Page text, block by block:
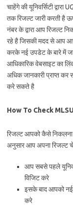
चाहेंगे की यूनिवर्सिटी
तक रिजल्ट जारी करती है
नंबर के द्वारा आप रिजल्ट
रहे है जिसकी मदद से आप
करके नई उपडेट के बारे में
आधिकारिक वेबसाइट का
अधिक जानकारी प्राप्त
करे सकते है
How To Check
रिजल्ट आपको कैसे निकलना
अनुसार आप अपना
आप सबसे पहले
विजिट करे
इसके बाद आपको नई
करे